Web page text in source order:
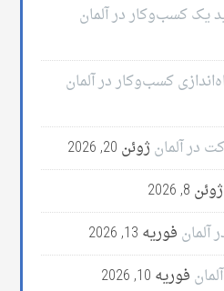
یک کسب‌وکار در آلمان
کسب‌وکار در آلمان
در آلمان ژوئن 20, 2026
ژوئن 8, 2026
آلمان فوریه 13, 2026
فوریه 10, 2026